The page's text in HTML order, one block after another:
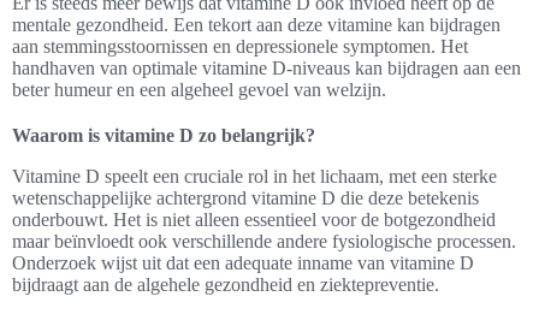
mentale gezondheid. Een tekort aan deze vitamine kan bijdragen
aan stemmingsstoornissen en depressionele symptomen. Het
handhaven van optimale vitamine D-niveaus kan bijdragen aan een
beter humeur en een algeheel gevoel van welzijn.
Waarom is vitamine D zo belangrijk?
Vitamine D speelt een cruciale rol in het lichaam, met een sterke
wetenschappelijke achtergrond vitamine D die deze betekenis
onderbouwt. Het is niet alleen essentieel voor de botgezondheid
maar beïnvloedt ook verschillende andere fysiologische processen.
Onderzoek wijst uit dat een adequate inname van vitamine D
bijdraagt aan de algehele gezondheid en ziektepreventie.